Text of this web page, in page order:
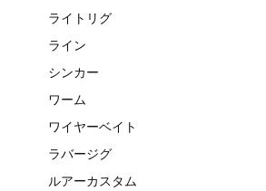
ライトリグ
ライン
シンカー
ワーム
ワイヤーベイト
ラバージグ
ルアーカスタム